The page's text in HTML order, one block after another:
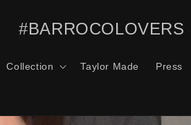
#BARROCOLOVERS
Collection Taylor Made Press